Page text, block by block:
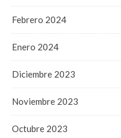
Febrero 2024
Enero 2024
Diciembre 2023
Noviembre 2023
Octubre 2023